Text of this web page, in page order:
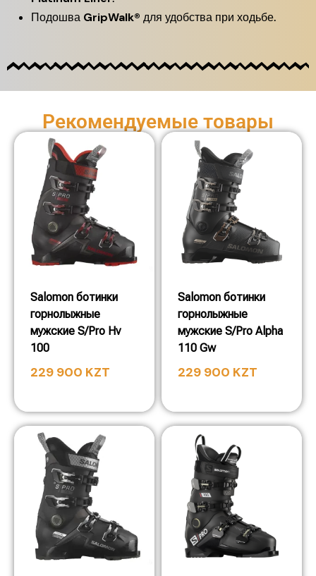
Подошва GripWalk® для удобства при ходьбе.
Рекомендуемые товары
Salomon ботинки
горнолыжные
мужские S/Pro Hv
100
229 900 KZT
Salomon ботинки
горнолыжные
мужские S/Pro Alpha
110 Gw
229 900 KZT